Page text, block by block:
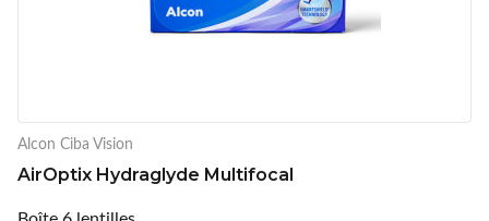
Alcon Ciba Vision
AirOptix Hydraglyde Multifocal